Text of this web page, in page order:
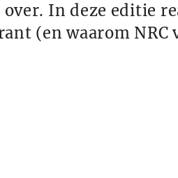
In deze editie
(en waarom